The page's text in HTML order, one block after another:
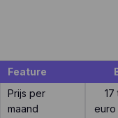
Feature
Prijs per
maand
17
euro